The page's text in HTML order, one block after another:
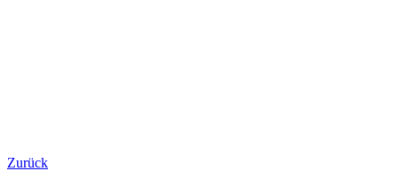
Zurück